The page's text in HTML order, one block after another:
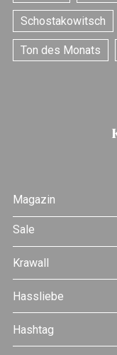
Schostakowitsch
Ton des Monats
Magazin
Sale
Krawall
Hassliebe
Hashtag